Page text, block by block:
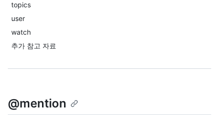
topics
user
watch
추가 참고 자료
@mention